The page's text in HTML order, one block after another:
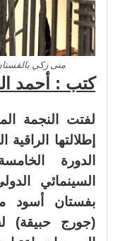
منى زكي
كتب : أحمد
لفتت النجمة
إطلالتها
الدورة
السينمائي
بفستان أسود